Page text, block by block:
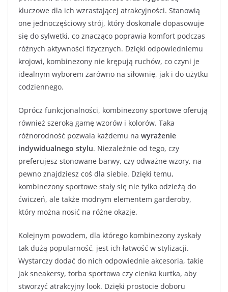
kluczowe dla ich wzrastającej atrakcyjności. Stanowią
one jednoczęściowy strój, który doskonale dopasowuje
się do sylwetki, co znacząco poprawia komfort podczas
różnych aktywności fizycznych. Dzięki odpowiedniemu
krojowi, kombinezony nie krępują ruchów, co czyni je
idealnym wyborem zarówno na siłownię, jak i do użytku
codziennego.
Oprócz funkcjonalności, kombinezony sportowe oferują
również szeroką gamę wzorów i kolorów. Taka
różnorodność pozwala każdemu na wyrażenie
indywidualnego stylu. Niezależnie od tego, czy
preferujesz stonowane barwy, czy odważne wzory, na
pewno znajdziesz coś dla siebie. Dzięki temu,
kombinezony sportowe stały się nie tylko odzieżą do
ćwiczeń, ale także modnym elementem garderoby,
który można nosić na różne okazje.
Kolejnym powodem, dla którego kombinezony zyskały
tak dużą popularność, jest ich łatwość w stylizacji.
Wystarczy dodać do nich odpowiednie akcesoria, takie
jak sneakersy, torba sportowa czy cienka kurtka, aby
stworzyć atrakcyjny look. Dzięki prostocie doboru